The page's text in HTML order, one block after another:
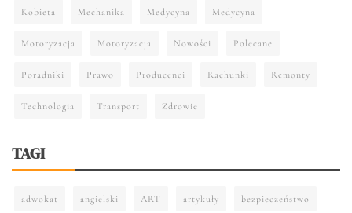
Kobieta Mechanika Medycyna Medycyna
Motoryzacja Motoryzacja Nowości Polecane
Poradniki Prawo Producenci Rachunki Remonty
Technologia Transport Zdrowie
TAGI
adwokat angielski ART artykuły bezpieczeństwo